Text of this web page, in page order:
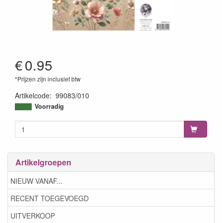
Artikelgroepen
NIEUW VANAF...
RECENT TOEGEVOEGD
UITVERKOOP
€0.95
*Prijzen zijn inclusief btw
Artikelcode: 99083/010
8712987080129
Voorradig